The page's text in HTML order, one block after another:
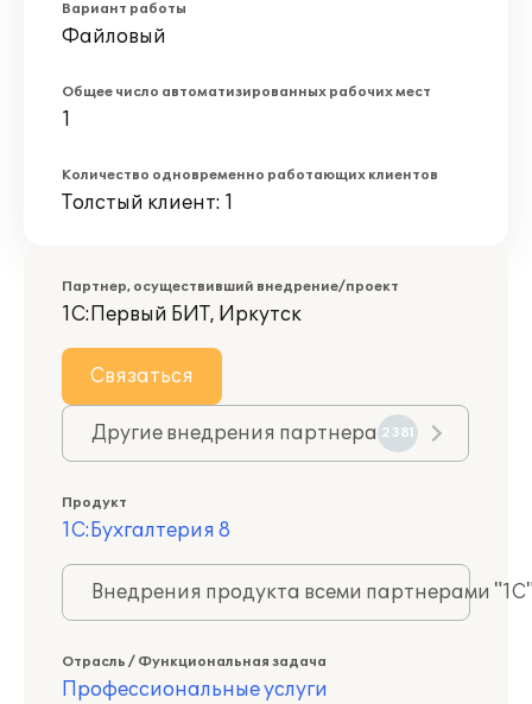
Вариант работы
Файловый
Общее число автоматизированных рабочих мест
1
Количество одновременно работающих клиентов
Толстый клиент: 1
Партнер, осуществивший внедрение/проект
1С:Первый БИТ, Иркутск
Связаться
Другие внедрения партнера 2381
Продукт
1С:Бухгалтерия 8
Внедрения продукта всеми партнерами
Отрасль / Функциональная задача
Профессиональные услуги